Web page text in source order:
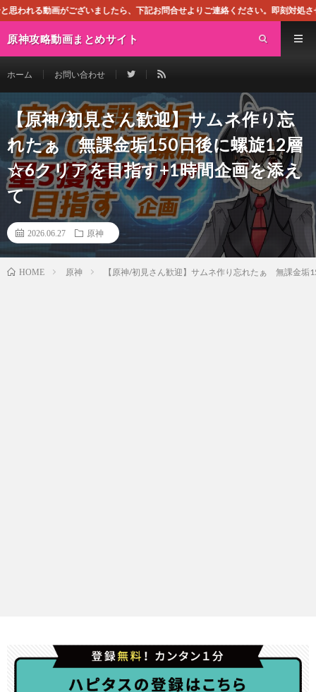
したら、下記お問合せよりご連絡ください。即刻対処させて頂きます。な
原神攻略動画まとめサイト
ホーム お問い合わせ
【原神/初見さん歓迎】サムネ作り忘
れたぁ 無課金垢150日後に螺旋12層
☆6クリアを目指す+1時間企画を添え
て
2026.06.27 原神
HOME 原神 【原神/初見さん歓迎】サムネ作り忘れたぁ 無課金